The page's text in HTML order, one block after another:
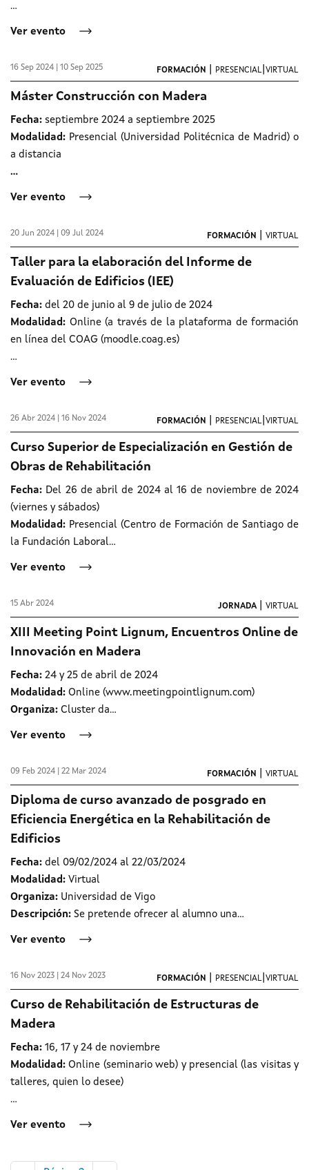
...
Ver evento
16 Sep 2024 | 10 Sep 2025 FORMACIÓN PRESENCIAL VIRTUAL
Máster Construcción con Madera
Fecha: septiembre 2024 a septiembre 2025
Modalidad: Presencial (Universidad Politécnica de Madrid) o
a distancia
...
Ver evento
20 Jun 2024 | 09 Jul 2024 FORMACIÓN VIRTUAL
Taller para la elaboración del Informe de
Evaluación de Edificios (IEE)
Fecha: del 20 de junio al 9 de julio de 2024
Modalidad: Online (a través de la plataforma de formación
en línea del COAG (moodle.coag.es)
...
Ver evento
26 Abr 2024 | 16 Nov 2024 FORMACIÓN PRESENCIAL VIRTUAL
Curso Superior de Especialización en Gestión de
Obras de Rehabilitación
Fecha: Del 26 de abril de 2024 al 16 de noviembre de 2024
(viernes y sábados)
Modalidad: Presencial (Centro de Formación de Santiago de
la Fundación Laboral...
Ver evento
15 Abr 2024 JORNADA| VIRTUAL
XIII Meeting Point Lignum, Encuentros Online de
Innovación en Madera
Fecha: 24 y 25 de abril de 2024
Modalidad: Online (www.meetingpointlignum.com)
Organiza: Cluster da...
Ver evento
09 Feb 2024 | 22 Mar 2024 FORMACIÓN VIRTUAL
Diploma de curso avanzado de posgrado en
Eficiencia Energética en la Rehabilitación de
Edificios
Fecha: del 09/02/2024 al 22/03/2024
Modalidad: Virtual
Organiza: Universidad de Vigo
Descripción: Se pretende ofrecer al alumno una...
Ver evento
16 Nov 2023 | 24 Nov 2023 FORMACIÓN PRESENCIAL VIRTUAL
Curso de Rehabilitación de Estructuras de
Madera
Fecha: 16, 17 y 24 de noviembre
Modalidad:Online (seminario web) y presencial (las visitas y
talleres, quien lo desee)
...
Ver evento
Paginación